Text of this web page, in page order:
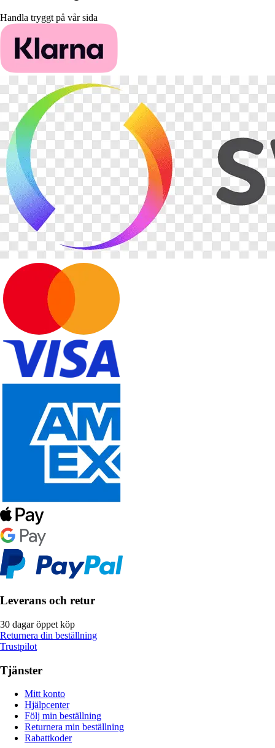
Handla tryggt på vår sida
Leverans och retur
30 dagar öppet köp
Returnera din beställning
Trustpilot
Tjänster
Mitt konto
Hjälpcenter
Följ min beställning
Returnera min beställning
Rabattkoder